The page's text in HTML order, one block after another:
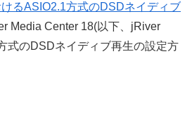
るASIO2.1方式のDSDネイディブ
Media Center 18(以下、jRiver
式のDSDネイディブ再生の設定方